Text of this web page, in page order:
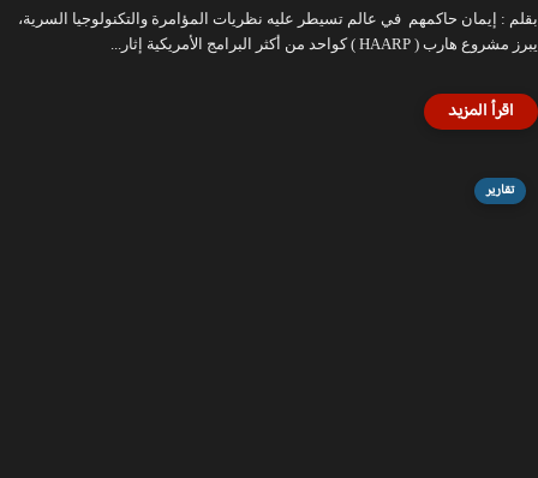
بقلم : إيمان حاكمهم في عالم تسيطر عليه نظريات المؤامرة والتكنولوجيا السرية،
يبرز مشروع هارب ( HAARP ) كواحد من أكثر البرامج الأمريكية إثار...
تقارير